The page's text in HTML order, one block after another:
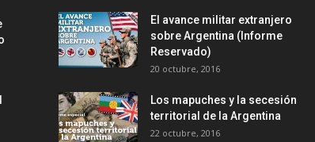
El avance militar extranjero
sobre Argentina (Informe
Reservado)
20 octubre, 2016
Los mapuches y la secesión
territorial de la Argentina
22 octubre, 2016